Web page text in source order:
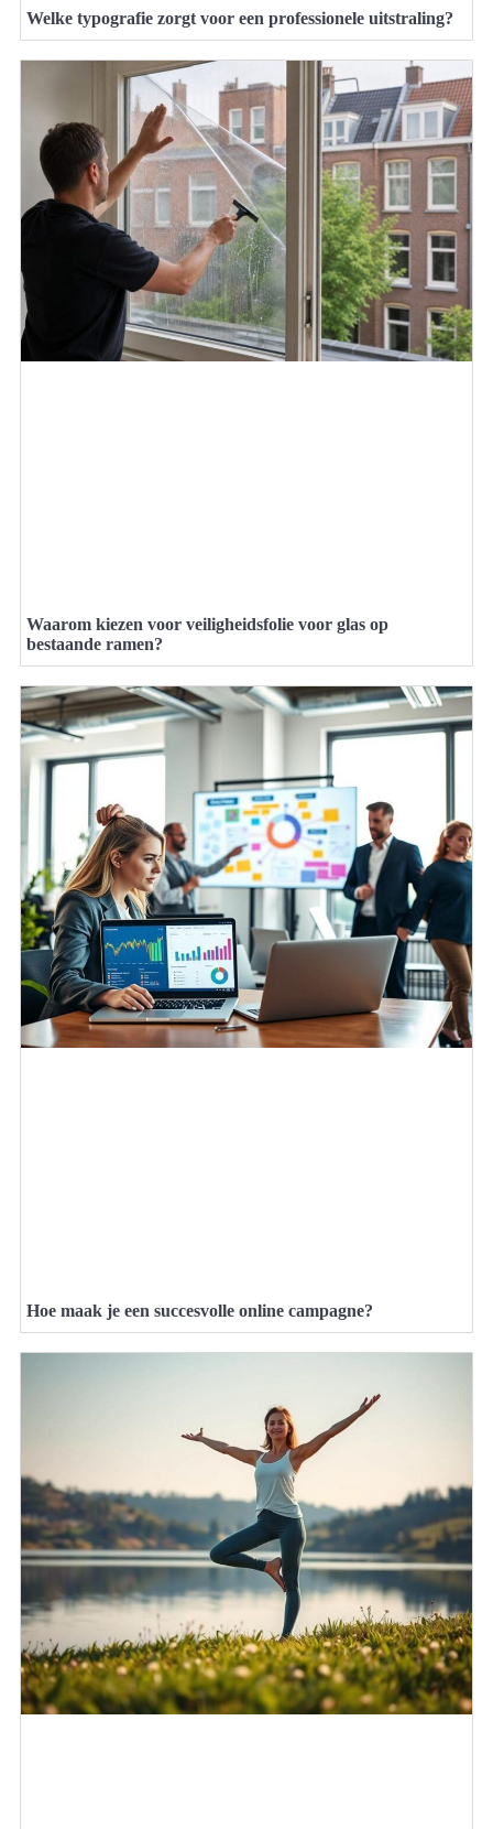
Welke typografie zorgt voor een professionele uitstraling?
Waarom kiezen voor veiligheidsfolie voor glas op
bestaande ramen?
Hoe maak je een succesvolle online campagne?